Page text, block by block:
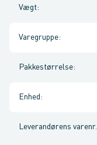
Vægt:
Varegruppe:
Pakkestørrelse:
Enhed :
Leverandørens varenr.